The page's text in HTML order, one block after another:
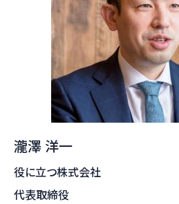
瀧澤 洋一
役に立つ株式会社
代表取締役